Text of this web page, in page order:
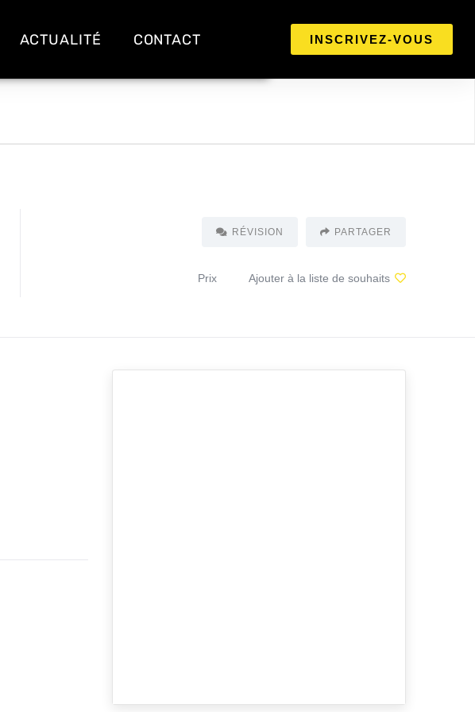
ACTUALITÉ CONTACT INSCRIVEZ-VOUS
RÉVISION PARTAGER
Prix Ajouter à la liste de souhaits